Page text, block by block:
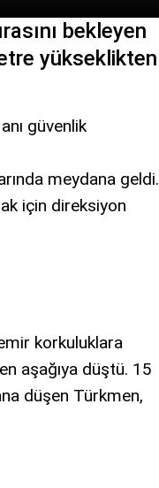
bekleyen
yükseklikten
güvenlik
meydana geldi.
için direksiyon
korkuluklara
aşağıya düştü. 15
düşen Türkmen,